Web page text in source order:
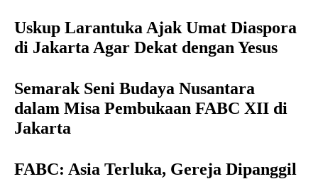
Uskup Larantuka Ajak Umat Diaspora
di Jakarta Agar Dekat dengan Yesus
Semarak Seni Budaya Nusantara
dalam Misa Pembukaan FABC XII di
Jakarta
FABC: Asia Terluka, Gereja Dipanggil